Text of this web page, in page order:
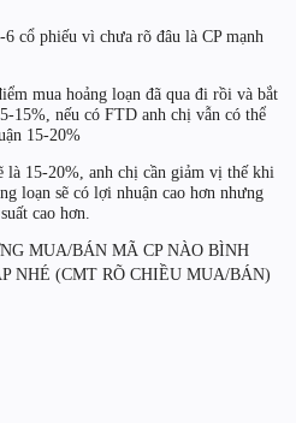
cổ phiếu vì chưa rõ đâu là CP mạnh
mua hoảng loạn đã qua đi rồi và bắt
15%, nếu có FTD anh chị vẫn có thể
15-20%
15-20%, anh chị cần giảm vị thế khi
loạn sẽ có lợi nhuận cao hơn nhưng
cao hơn.
MUA/BÁN MÃ CP NÀO BÌNH
NHÉ (CMT RÕ CHIỀU MUA/BÁN)